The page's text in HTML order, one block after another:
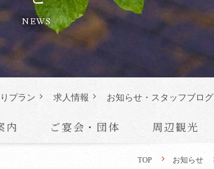
NEWS
プラン 求人情報 お知らせ・ スタッフブログ
内 ご宴会・団体 周辺観光
TOP お知らせ